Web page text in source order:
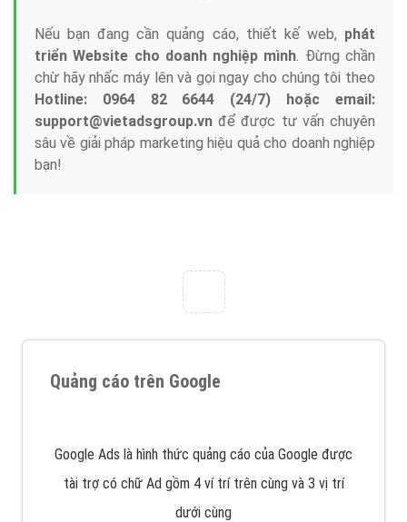
Nếu bạn đang cần quảng cáo, thiết kế web, phát
triển Website cho doanh nghiệp mình. Đừng chần
chừ hãy nhấc máy lên và gọi ngay cho chúng tôi theo
Hotline: 0964 82 6644 (24/7) hoặc email:
support@vietadsgroup.vn để được tư vấn chuyên
sâu về giải pháp marketing hiệu quả cho doanh nghiệp
bạn!
Quảng cáo trên Google
Google Ads là hình thức quảng cáo của Google được
tài trợ có chữ Ad gồm 4 ví trí trên cùng và 3 vị trí
dưới cùng